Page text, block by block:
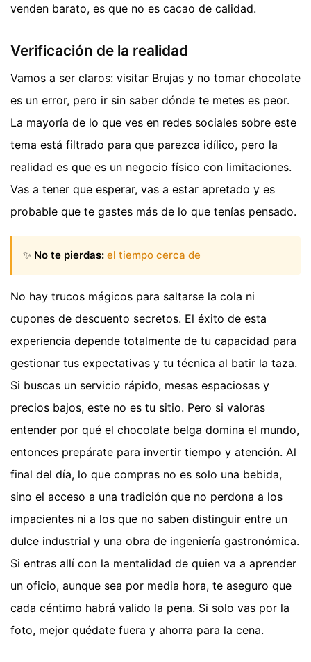
venden barato, es que no es cacao de calidad.
Verificación de la realidad
Vamos a ser claros: visitar Brujas y no tomar chocolate
es un error, pero ir sin saber dónde te metes es peor.
La mayoría de lo que ves en redes sociales sobre este
tema está filtrado para que parezca idílico, pero la
realidad es que es un negocio físico con limitaciones.
Vas a tener que esperar, vas a estar apretado y es
probable que te gastes más de lo que tenías pensado.
✨ No te pierdas: el tiempo cerca de
No hay trucos mágicos para saltarse la cola ni
cupones de descuento secretos. El éxito de esta
experiencia depende totalmente de tu capacidad para
gestionar tus expectativas y tu técnica al batir la taza.
Si buscas un servicio rápido, mesas espaciosas y
precios bajos, este no es tu sitio. Pero si valoras
entender por qué el chocolate belga domina el mundo,
entonces prepárate para invertir tiempo y atención. Al
final del día, lo que compras no es solo una bebida,
sino el acceso a una tradición que no perdona a los
impacientes ni a los que no saben distinguir entre un
dulce industrial y una obra de ingeniería gastronómica.
Si entras allí con la mentalidad de quien va a aprender
un oficio, aunque sea por media hora, te aseguro que
cada céntimo habrá valido la pena. Si solo vas por la
foto, mejor quédate fuera y ahorra para la cena.